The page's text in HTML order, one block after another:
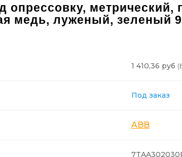
опрессовку, метрический,
медь, луженый, зеленый
1 410,36 руб
Под заказ
ABB